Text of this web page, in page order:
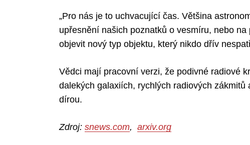
„Pro nás je to uchvacující čas. Většina
upřesnění našich poznatků o vesmíru, nebo
objevit nový typ objektu, který nikdo dřív
Vědci mají pracovní verzi, že podivné radiové
dalekých galaxiích, rychlých radiových
dírou.
Zdroj: snews.com, arxiv.org